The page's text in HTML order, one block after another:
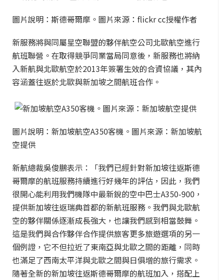
圖片說明：斯德哥爾摩。圖片來源：flickr cc授權作者
新服務將與同屬星空聯盟的夥伴航空公司北歐航空進行
航班聯營。在取得競爭同業當局同意後，新服務也將納
入新航與北歐航空於2013年簽署生效的合資協議，其內
容涵蓋往返於北歐與新加坡之間航班合作。
圖片說明：新加坡航空A350客機。圖片來源：新加坡航
空提供
新航總裁吳俊鵬表示：「我們已經針對新加坡往返斯德
哥爾摩的航班服務持續進行好幾年的評估，因此，我們
很開心能利用我們機隊中最新銳的空中巴士A350-900，
提供新加坡往返瑞典首都的新航班服務。我們與北歐航
空的夥伴關係逐漸成長強大，也讓我們感到相當鼓舞。
這是我們與合作夥伴合作提供旅客更多旅遊選項的另一
個例證，它不但拉近了東南亞與北歐之間的距離，同時
也滿足了西南太平洋與北歐之間與日俱增的旅行需求。
隨著全新的新加坡往返斯德哥爾摩的航班加入，搭配上